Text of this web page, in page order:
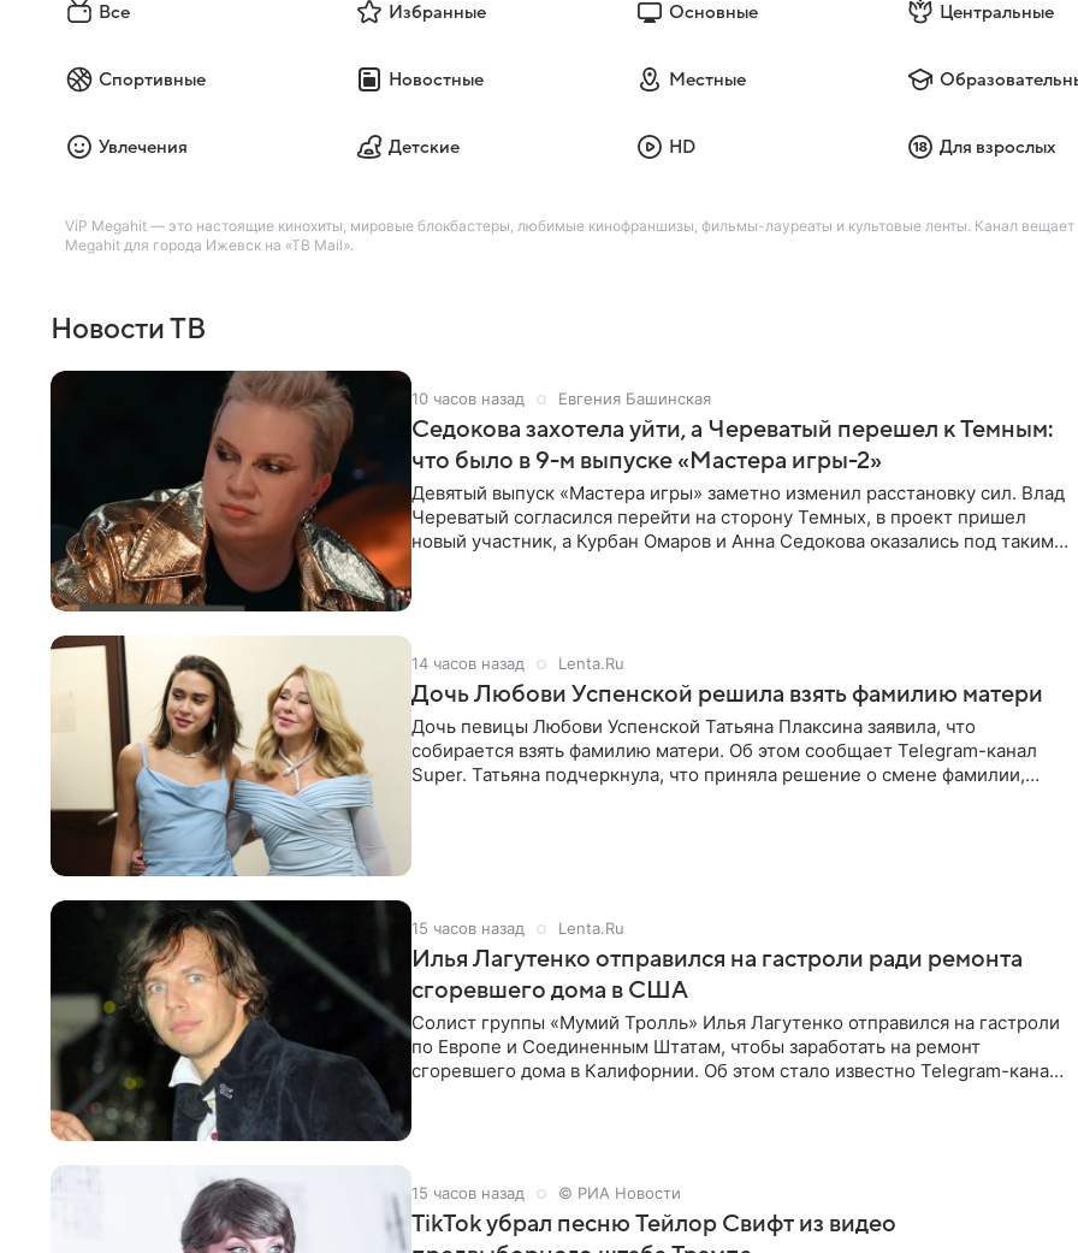
Все Избранные Основные Центральные
Спортивные Новостные Местные
Увлечения Детские HD Для взрослых
ViP Megahit — это настоящие кинохиты, мировые блокбастеры, любимые кинофраншизы, фильмы-лауреаты и культовые ленты. Канал
Megahit для города Ижевск на «ТВ Mail».
Новости ТВ
10 часов назад Евгения Башинская
Седокова захотела уйти, а Череватый перешел к Темным:
что было в 9-м выпуске «Мастера игры-2»
Девятый выпуск «Мастера игры» заметно изменил расстановку сил. Влад
Череватый согласился перейти на сторону Темных, в проект пришел
новый участник, а Курбан Омаров и Анна Седокова оказались под таким
14 часов назад Lenta.Ru
Дочь Любови Успенской решила взять фамилию матери
Дочь певицы Любови Успенской Татьяна Плаксина заявила, что
собирается взять фамилию матери. Об этом сообщает Telegram-канал
Super. Татьяна подчеркнула, что приняла решение о смене фамилии,
15 часов назад Lenta.Ru
Илья Лагутенко отправился на гастроли ради ремонта
сгоревшего дома в США
Солист группы «Мумий Тролль» Илья Лагутенко отправился на гастроли
по Европе и Соединенным Штатам, чтобы заработать на ремонт
сгоревшего дома в Калифорнии. Об этом стало известно Telegram-каналу
15 часов назад © РИА Новости
TikTok убрал песню Тейлор Свифт из видео